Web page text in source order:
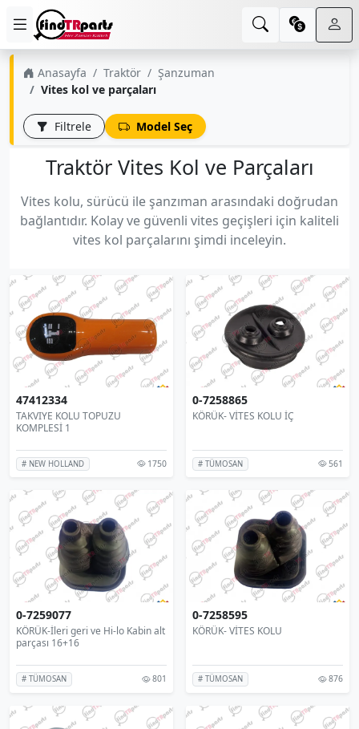
Anasayfa Traktör
Şanzuman
Vites kol ve parçaları
Filtrele Model Seç
Traktör Vites Kol ve Parçaları
Vites kolu, sürücü ile şanzıman arasındaki doğrudan
bağlantıdır. Kolay ve güvenli vites geçişleri için kaliteli
vites kol parçalarını şimdi inceleyin.
47412334
TAKVIYE KOLU TOPUZU
KOMPLESİ 1
# NEW HOLLAND 1750
0-7258865
KÖRÜK- VİTES KOLU İÇ
# TÜMOSAN 561
0-7259077
KÖRÜK-İleri geri ve Hi-lo Kabin alt
parçası 16+16
# TÜMOSAN 801
0-7258595
KÖRÜK- VİTES KOLU
# TÜMOSAN 876